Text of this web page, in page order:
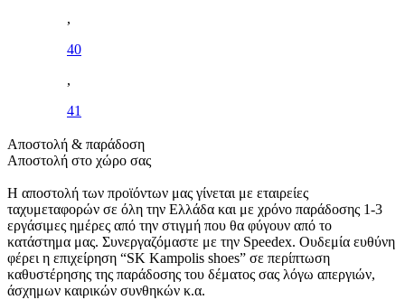
,
40
,
41
Αποστολή & παράδοση
Αποστολή στο χώρο σας
Η αποστολή των προϊόντων μας γίνεται με εταιρείες
ταχυμεταφορών σε όλη την Ελλάδα και με χρόνο παράδοσης 1-3
εργάσιμες ημέρες από την στιγμή που θα φύγουν από το
κατάστημα μας. Συνεργαζόμαστε με την Speedex. Oυδεμία ευθύνη
φέρει η επιχείρηση “SK Kampolis shoes” σε περίπτωση
καθυστέρησης της παράδοσης του δέματος σας λόγω απεργιών,
άσχημων καιρικών συνθηκών κ.α.